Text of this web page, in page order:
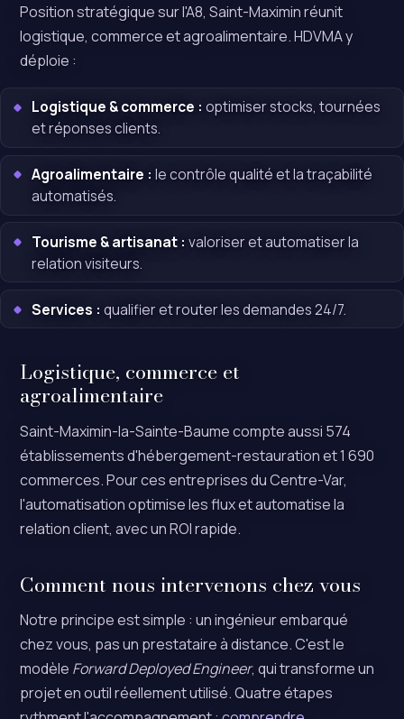
Position stratégique sur l'A8, Saint-Maximin réunit
logistique, commerce et agroalimentaire. HDVMA y
déploie :
Logistique & commerce : optimiser stocks, tournées
et réponses clients.
Agroalimentaire : le contrôle qualité et la traçabilité
automatisés.
Tourisme & artisanat : valoriser et automatiser la
relation visiteurs.
Services : qualifier et router les demandes 24/7.
Logistique, commerce et
agroalimentaire
Saint-Maximin-la-Sainte-Baume compte aussi 574
établissements d'hébergement-restauration et 1 690
commerces. Pour ces entreprises du Centre-Var,
l'automatisation optimise les flux et automatise la
relation client, avec un ROI rapide.
Comment nous intervenons chez vous
Notre principe est simple : un ingénieur embarqué
chez vous, pas un prestataire à distance. C'est le
modèle Forward Deployed Engineer, qui transforme un
projet en outil réellement utilisé. Quatre étapes